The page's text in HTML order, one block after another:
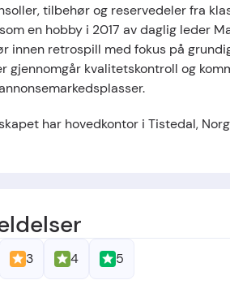
tilbehør og reservedeler fra
en hobby i 2017 av daglig leder
innen retrospill med fokus på
gjennomgår kvalitetskontroll og
har hovedkontor i Tistedal,
3 4 5